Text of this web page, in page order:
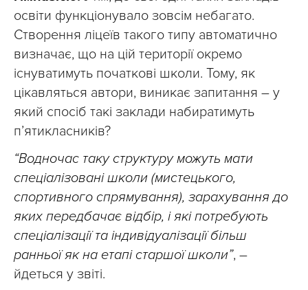
освіти функціонувало зовсім небагато.
Створення ліцеїв такого типу автоматично
визначає, що на цій території окремо
існуватимуть початкові школи. Тому, як
цікавляться автори, виникає запитання – у
який спосіб такі заклади набиратимуть
п’ятикласників?
“Водночас таку структуру можуть мати
спеціалізовані школи (мистецького,
спортивного спрямування), зарахування до
яких передбачає відбір, і які потребують
спеціалізації та індивідуалізації більш
ранньої як на етапі старшої школи”, –
йдеться у звіті.